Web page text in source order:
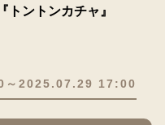
ントンカチャ』
2025.07.29 17:00